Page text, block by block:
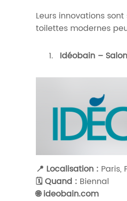
Leurs innovations
toilettes modernes
Idéobain –
📍 Localisation : Paris,
🗓️ Quand : Biennal
🌐ideobain.com